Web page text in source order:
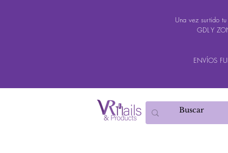
Una vez surtido
GDL Y
ENVÍOS